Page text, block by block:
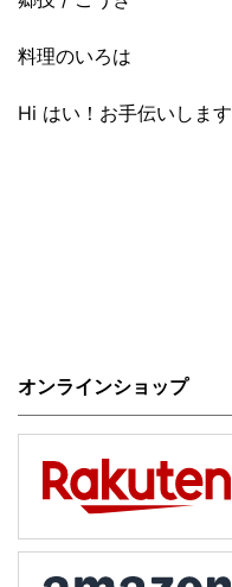
料理のいろは
Hi はい！お手伝いします
オンラインショップ